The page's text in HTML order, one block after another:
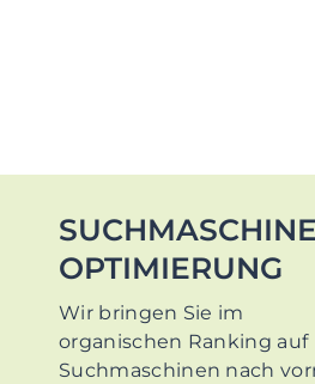
OPTIMIERUNG
Wir bringen Sie im
organischen Ranking auf
Suchmaschinen nach